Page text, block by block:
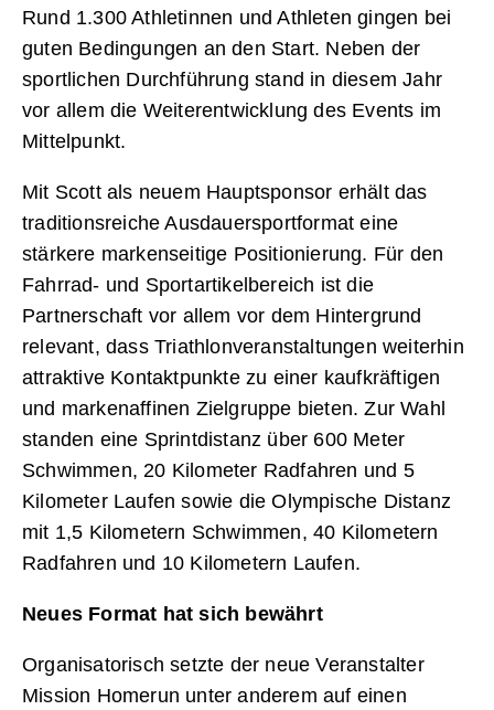
Rund 1.300 Athletinnen und Athleten gingen bei
guten Bedingungen an den Start. Neben der
sportlichen Durchführung stand in diesem Jahr
vor allem die Weiterentwicklung des Events im
Mittelpunkt.
Mit Scott als neuem Hauptsponsor erhält das
traditionsreiche Ausdauersportformat eine
stärkere markenseitige Positionierung. Für den
Fahrrad- und Sportartikelbereich ist die
Partnerschaft vor allem vor dem Hintergrund
relevant, dass Triathlonveranstaltungen weiterhin
attraktive Kontaktpunkte zu einer kaufkräftigen
und markenaffinen Zielgruppe bieten. Zur Wahl
standen eine Sprintdistanz über 600 Meter
Schwimmen, 20 Kilometer Radfahren und 5
Kilometer Laufen sowie die Olympische Distanz
mit 1,5 Kilometern Schwimmen, 40 Kilometern
Radfahren und 10 Kilometern Laufen.
Neues Format hat sich bewährt
Organisatorisch setzte der neue Veranstalter
Mission Homerun unter anderem auf einen